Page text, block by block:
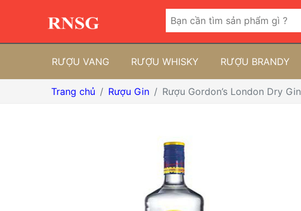
RƯỢU VANG RƯỢU WHISKY RƯỢU BRANDY
Trang chủ Rượu Gin Rượu Gordon’s London Dry Gin